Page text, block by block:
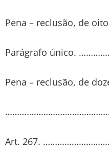
Pena – reclusão, de
Parágrafo único.
Pena – reclusão, de
Art. 267.